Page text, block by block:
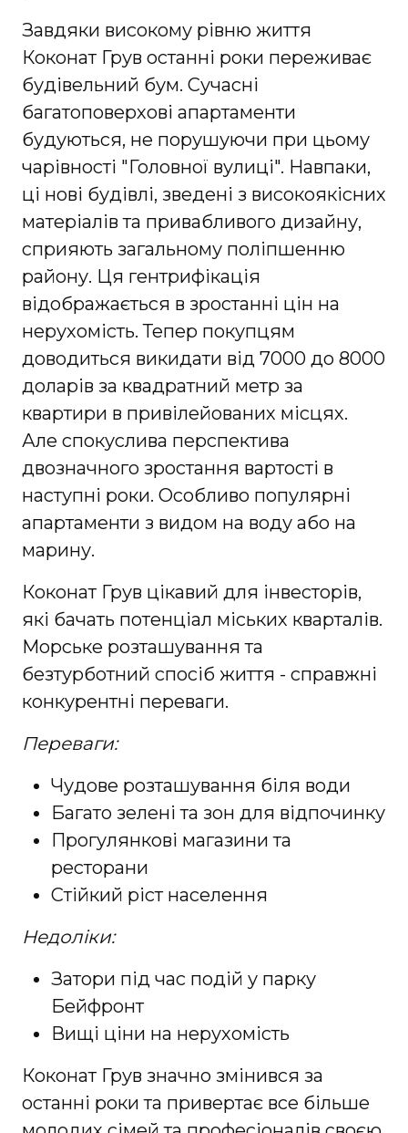
Завдяки високому рівню життя
Коконат Грув останні роки переживає
будівельний бум. Сучасні
багатоповерхові апартаменти
будуються, не порушуючи при цьому
чарівності "Головної вулиці". Навпаки,
ці нові будівлі, зведені з високоякісних
матеріалів та привабливого дизайну,
сприяють загальному поліпшенню
району. Ця гентрифікація
відображається в зростанні цін на
нерухомість. Тепер покупцям
доводиться викидати від 7000 до 8000
доларів за квадратний метр за
квартири в привілейованих місцях.
Але спокуслива перспектива
двозначного зростання вартості в
наступні роки. Особливо популярні
апартаменти з видом на воду або на
марину.
Коконат Грув цікавий для інвесторів,
які бачать потенціал міських кварталів.
Морське розташування та
безтурботний спосіб життя - справжні
конкурентні переваги.
Переваги:
Чудове розташування біля води
Багато зелені та зон для відпочинку
Прогулянкові магазини та
ресторани
Стійкий ріст населення
Недоліки:
Затори під час подій у парку
Бейфронт
Вищі ціни на нерухомість
Коконат Грув значно змінився за
останні роки та привертає все більше